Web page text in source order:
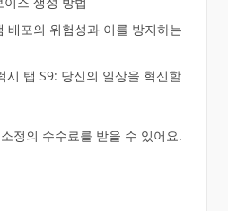
배포의 위험성과 이를 방지하는
시 탭 S9: 당신의 일상을 혁신할
정의 수수료를 받을 수 있어요.